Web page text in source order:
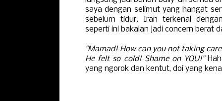
saya dengan selimut yang hangat
sebelum tidur. Iran terkenal
seperti ini bakalan jadi concern berat
"Mamad! How can you not taking
He felt so cold! Shame on YOU!"
yang ngorok dan kentut, doi yang